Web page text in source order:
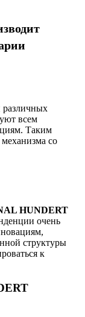
различных
всем
Таким
со
HUNDERT
очень
структуры
к